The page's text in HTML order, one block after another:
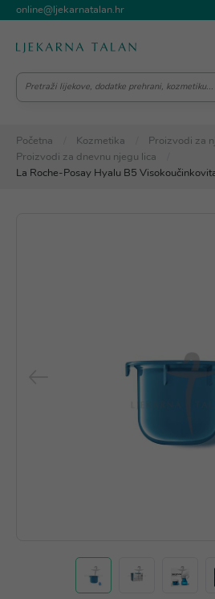
online@ljekarnatalan.hr
Početna Kozmetika
Proizvodi za
Proizvodi za dnevnu njegu lica
La Roche-Posay Hyalu B5